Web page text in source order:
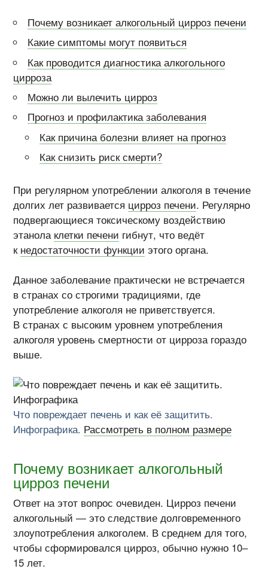
Почему возникает алкогольный цирроз печени
Какие симптомы могут появиться
Как проводится диагностика алкогольного
цирроза
Можно ли вылечить цирроз
Прогноз и профилактика заболевания
Как причина болезни влияет на прогноз
Как снизить риск смерти?
При регулярном употреблении алкоголя в течение
долгих лет развивается цирроз печени. Регулярно
подвергающиеся токсическому воздействию
этанола клетки печени гибнут, что ведёт
к недостаточности функции этого органа.
Данное заболевание практически не встречается
в странах со строгими традициями, где
употребление алкоголя не приветствуется.
В странах с высоким уровнем употребления
алкоголя уровень смертности от цирроза гораздо
выше.
Что повреждает печень и как её защитить.
Инфографика. Рассмотреть в полном размере
Почему возникает алкогольный
цирроз печени
Ответ на этот вопрос очевиден. Цирроз печени
алкогольный — это следствие долговременного
злоупотребления алкоголем. В среднем для того,
чтобы сформировался цирроз, обычно нужно 10–
15 лет.